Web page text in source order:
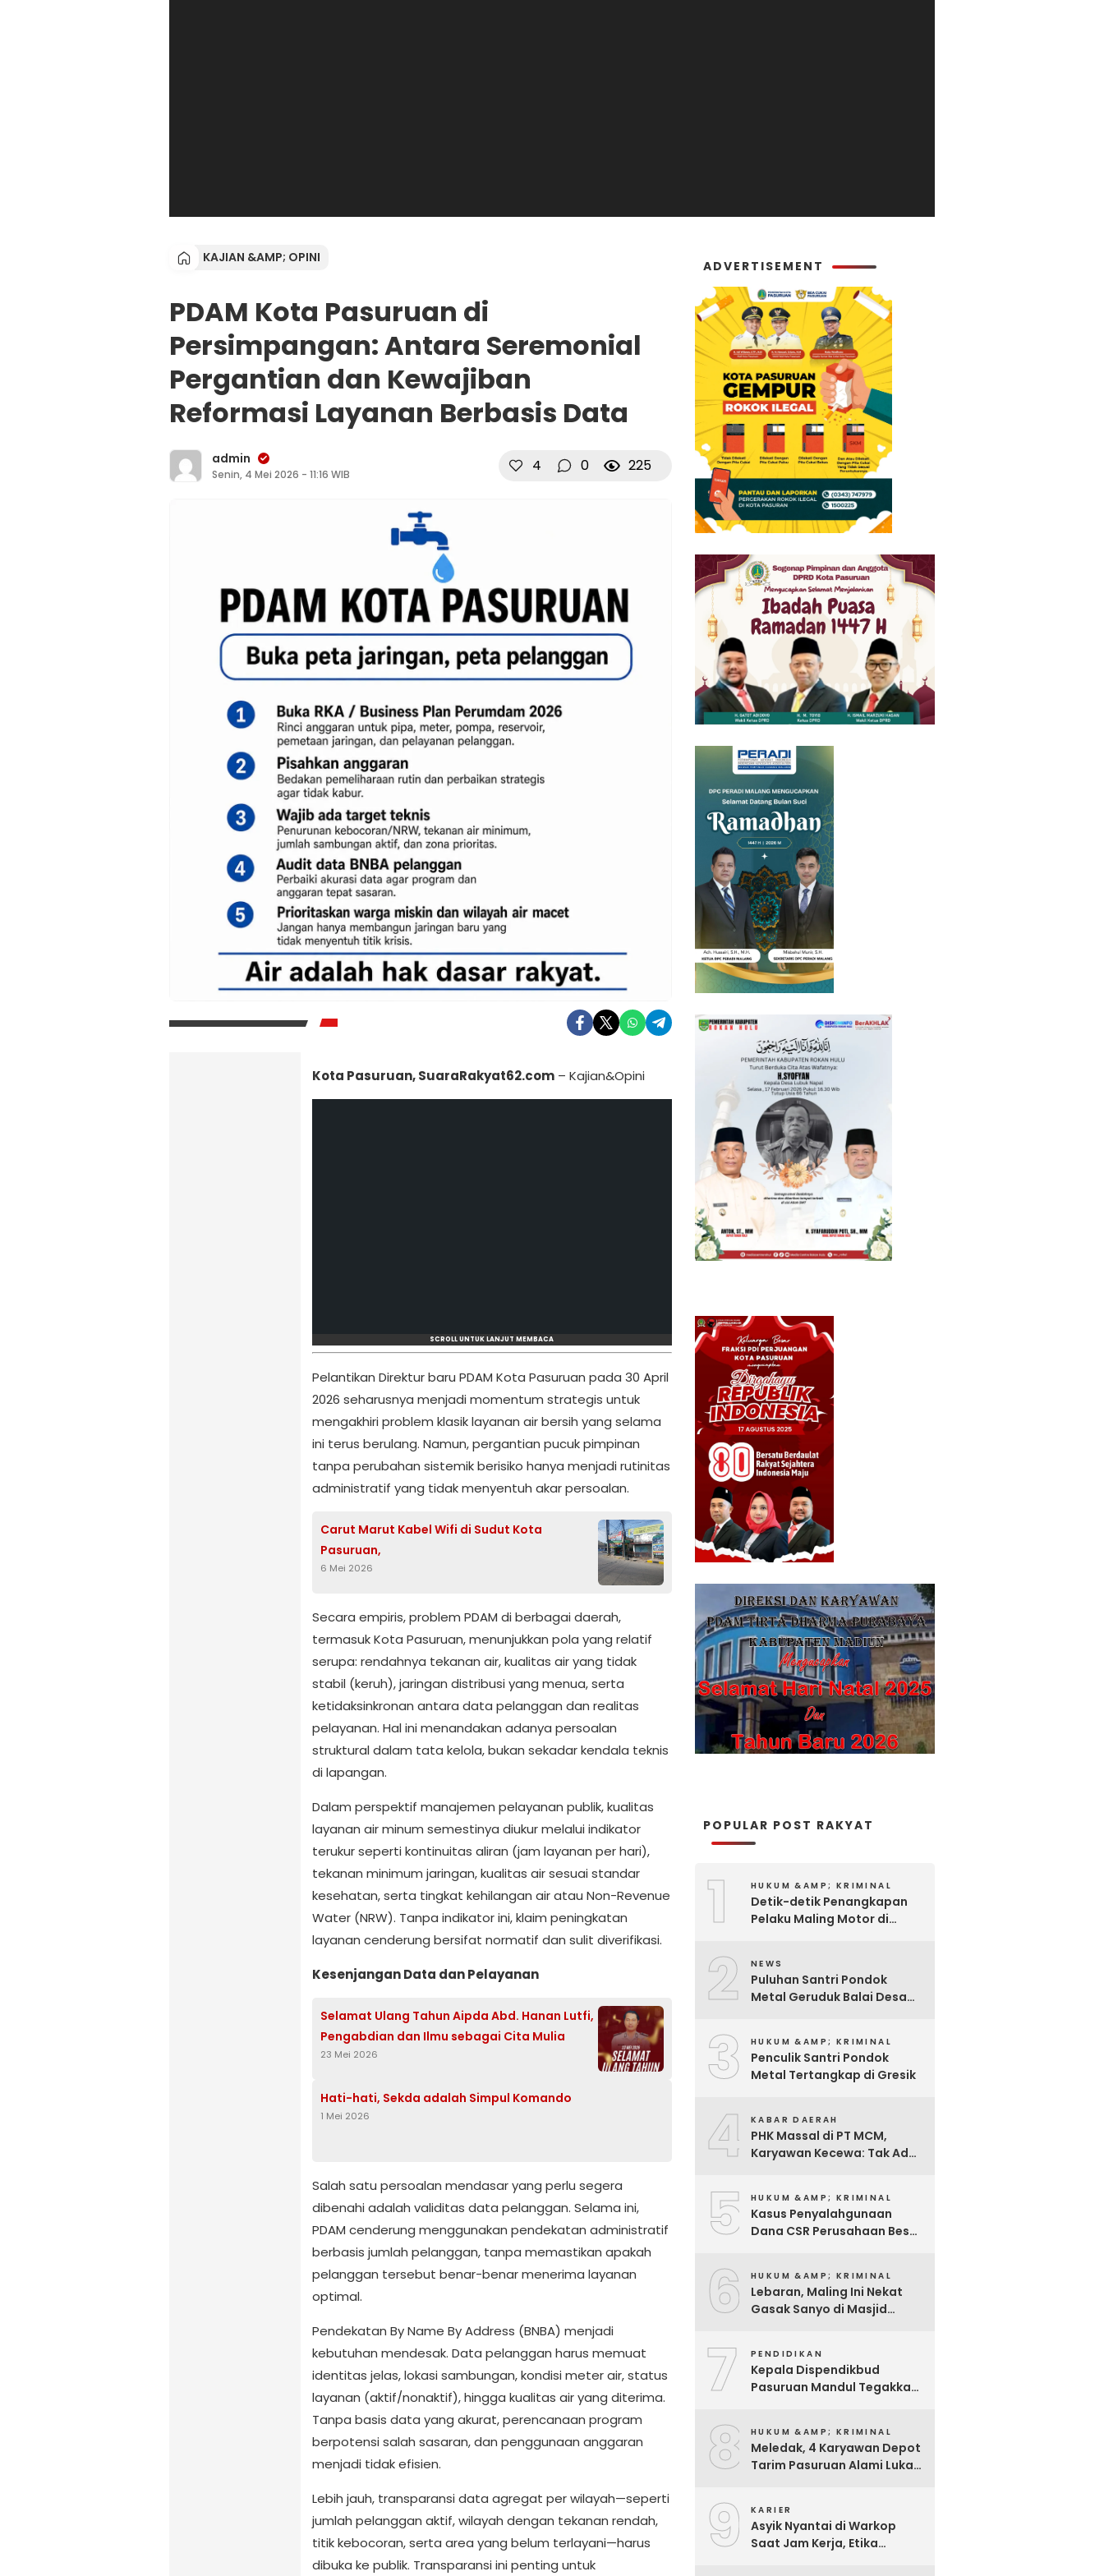
KAJIAN &AMP; OPINI
PDAM Kota Pasuruan di
Persimpangan: Antara Seremonial
Pergantian dan Kewajiban
Reformasi Layanan Berbasis Data
admin
Senin, 4 Mei 2026 - 11:16 WIB 4 0 225
Kota Pasuruan, SuaraRakyat62.com – Kajian&Opini
SCROLL UNTUK LANJUT MEMBACA
Pelantikan Direktur baru PDAM Kota Pasuruan pada 30 April
2026 seharusnya menjadi momentum strategis untuk
mengakhiri problem klasik layanan air bersih yang selama
ini terus berulang. Namun, pergantian pucuk pimpinan
tanpa perubahan sistemik berisiko hanya menjadi rutinitas
administratif yang tidak menyentuh akar persoalan.
Carut Marut Kabel Wifi di Sudut Kota
Pasuruan,
6 Mei 2026
Secara empiris, problem PDAM di berbagai daerah,
termasuk Kota Pasuruan, menunjukkan pola yang relatif
serupa: rendahnya tekanan air, kualitas air yang tidak
stabil (keruh), jaringan distribusi yang menua, serta
ketidaksinkronan antara data pelanggan dan realitas
pelayanan. Hal ini menandakan adanya persoalan
struktural dalam tata kelola, bukan sekadar kendala teknis
di lapangan.
Dalam perspektif manajemen pelayanan publik, kualitas
layanan air minum semestinya diukur melalui indikator
terukur seperti kontinuitas aliran (jam layanan per hari),
tekanan minimum jaringan, kualitas air sesuai standar
kesehatan, serta tingkat kehilangan air atau Non-Revenue
Water (NRW). Tanpa indikator ini, klaim peningkatan
layanan cenderung bersifat normatif dan sulit diverifikasi.
Kesenjangan Data dan Pelayanan
Selamat Ulang Tahun Aipda Abd. Hanan Lutfi,
Pengabdian dan Ilmu sebagai Cita Mulia
23 Mei 2026
Hati-hati, Sekda adalah Simpul Komando
1 Mei 2026
Salah satu persoalan mendasar yang perlu segera
dibenahi adalah validitas data pelanggan. Selama ini,
PDAM cenderung menggunakan pendekatan administratif
berbasis jumlah pelanggan, tanpa memastikan apakah
pelanggan tersebut benar-benar menerima layanan
optimal.
Pendekatan By Name By Address (BNBA) menjadi
kebutuhan mendesak. Data pelanggan harus memuat
identitas jelas, lokasi sambungan, kondisi meter air, status
layanan (aktif/nonaktif), hingga kualitas air yang diterima.
Tanpa basis data yang akurat, perencanaan program
berpotensi salah sasaran, dan penggunaan anggaran
menjadi tidak efisien.
Lebih jauh, transparansi data agregat per wilayah—seperti
jumlah pelanggan aktif, wilayah dengan tekanan rendah,
titik kebocoran, serta area yang belum terlayani—harus
dibuka ke publik. Transparansi ini penting untuk
ADVERTISEMENT
POPULAR POST RAKYAT
1 HUKUM &AMP; KRIMINAL
Detik-detik Penangkapan
Pelaku Maling Motor di
2 NEWS
Puluhan Santri Pondok
Metal Geruduk Balai Desa
3 HUKUM &AMP; KRIMINAL
Penculik Santri Pondok
Metal Tertangkap di Gresik
4 KABAR DAERAH
PHK Massal di PT MCM,
Karyawan Kecewa: Tak Ada
5 HUKUM &AMP; KRIMINAL
Kasus Penyalahgunaan
Dana CSR Perusahaan Besar
6 HUKUM &AMP; KRIMINAL
Lebaran, Maling Ini Nekat
Gasak Sanyo di Masjid
7 PENDIDIKAN
Kepala Dispendikbud
Pasuruan Mandul Tegakkan
8 HUKUM &AMP; KRIMINAL
Meledak, 4 Karyawan Depot
Tarim Pasuruan Alami Luka
9 KARIER
Asyik Nyantai di Warkop
Saat Jam Kerja, Etika